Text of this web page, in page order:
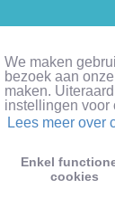
We maken
bezoek aan
maken.
instellingen voor
Lees meer over
Enkel
cookies